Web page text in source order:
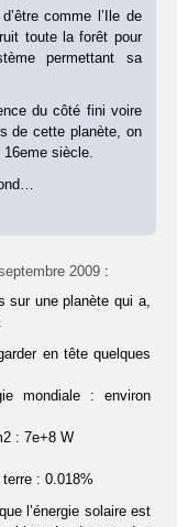
comme l’Ile de
toute la forêt pour
permettant sa
du côté fini voire
de cette planète, on
16eme siècle.
2009 :
sur une planète qui a,
en tête quelques
mondiale : environ
: 7e+8 W
: 0.018%
l’énergie solaire est